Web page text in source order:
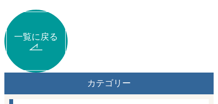
一覧に戻る
カテゴリー